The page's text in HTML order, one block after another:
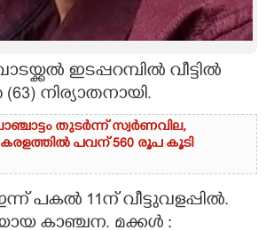
ഇടപ്പറമ്പിൽ വീട്ടിൽ
നിര്യാതനായി.
തുടർന്ന് സ്വർണവില,
പവന് 560 രൂപ കൂടി
പകൽ 11ന് വീട്ടുവളപ്പിൽ.
കാഞ്ചന. മക്കൾ :